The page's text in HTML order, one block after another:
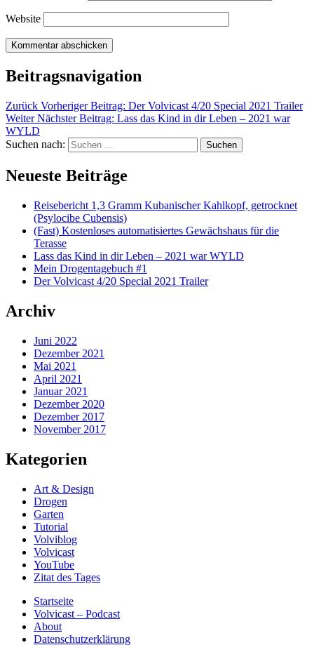
Website
Beitragsnavigation
Zurück Vorheriger Beitrag: Der Volvicast 4/20 Special 2021 Trailer
Weiter Nächster Beitrag: Lass das Kind in dir Leben – 2021 war
WYLD
Suchen nach:
Suchen
Neueste Beiträge
Reisebericht 1,3 Gramm Kubanischer Kahlkopf, getrocknet
(Psylocibe Cubensis)
(Fast) Kostenloses automatisiertes Gewächshaus für die
Terasse
Lass das Kind in dir Leben – 2021 war WYLD
Mein Drogentagebuch #1
Der Volvicast 4/20 Special 2021 Trailer
Archiv
Juni 2022
Dezember 2021
Mai 2021
April 2021
Januar 2021
Dezember 2020
Dezember 2017
November 2017
Kategorien
Art & Design
Drogen
Garten
Tutorial
Volviblog
Volvicast
YouTube
Zitat des Tages
Startseite
Volvicast – Podcast
About
Datenschutzerklärung